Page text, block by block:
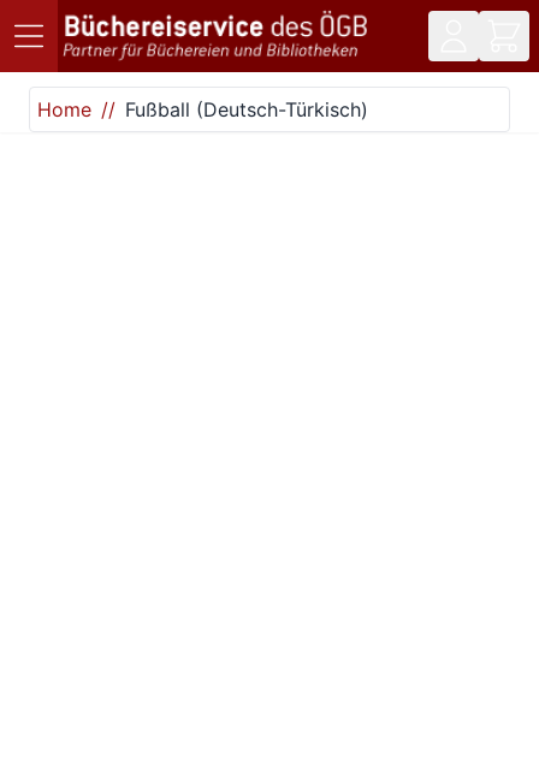
Direkt zum Inhalt
Home
Fußball (Deutsch-Türkisch)